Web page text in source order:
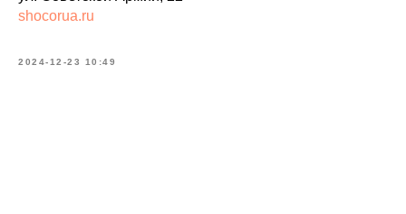
shocorua.ru
2024-12-23 10:49